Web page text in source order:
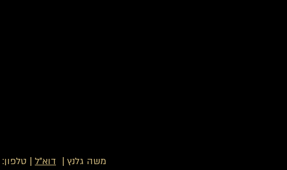
משה גלנץ | דוא"ל | טלפון: